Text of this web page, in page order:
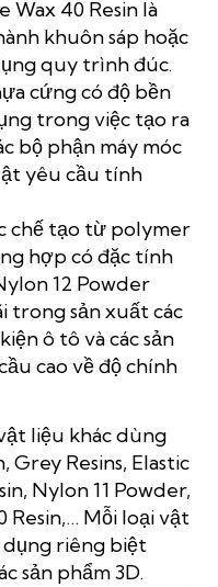
Wax 40 Resin là
khuôn sáp hoặc
quy trình đúc.
cứng có độ bền
trong việc tạo ra
bộ phận máy móc
yêu cầu tính
chế tạo từ polymer
hợp có đặc tính
12 Powder
trong sản xuất các
ô tô và các sản
cao về độ chính
liệu khác dùng
Grey Resins, Elastic
Nylon 11 Powder,
Resin,… Mỗi loại vật
dụng riêng biệt
sản phẩm 3D.